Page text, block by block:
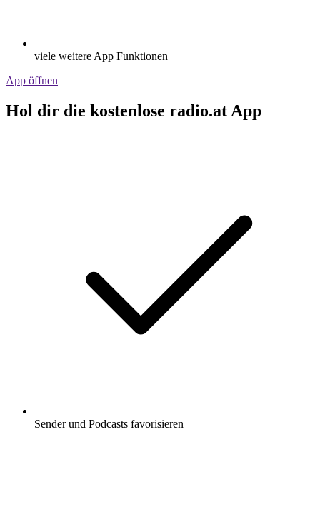
viele weitere App Funktionen
App öffnen
Hol dir die kostenlose radio.at App
Sender und Podcasts favorisieren